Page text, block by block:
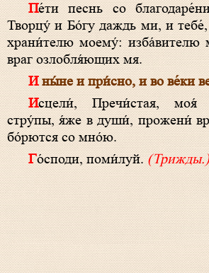
Пе́ти песнь со бла­годаре́нием и усе́рдием
Творцу́ и Бо́­гу даждь ми, и
храни́телю моему́:
враг озлобля́ющих мя.
И ны́не и при́сно, и во ве́ки
Исцели́, Пре­чи́с­тая, моя́ многонеду́жныя
стру́пы, я́же в души́, прожени́
бо́рются со мно́ю.
Го́споди, поми́луй.(Трижды.)